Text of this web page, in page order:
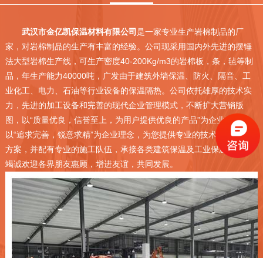
武汉市金亿凯保温材料有限公司是一家专业生产岩棉制品的厂
家，对岩棉制品的生产有丰富的经验。公司现采用国内外先进的摆锤
法大型岩棉生产线，可生产密度40-200Kg/m3的岩棉板，条，毡等制
品，年生产能力40000吨，广发由于建筑外墙保温、防火、隔音、工
业化工、电力、石油等行业设备的保温隔热。公司依托雄厚的技术实
力，先进的加工设备和完善的现代企业管理模式，不断扩大营销版
图，以“质量优良，信誉至上，为用户提供优良的产品”为企业宗旨，
以“追求完善，锐意求精”为企业理念，为您提供专业的技术服务和施工
方案，并配有专业的施工队伍，承接各类建筑保温及工业保温工程，
竭诚欢迎各界朋友惠顾，增进友谊，共同发展。